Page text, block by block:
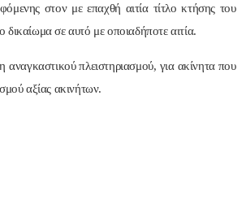
στον με επαχθή αιτία τίτλο κτήσης του
σε αυτό με οποιαδήποτε αιτία.
πλειστηριασμού, για ακίνητα που
αξίας ακινήτων.